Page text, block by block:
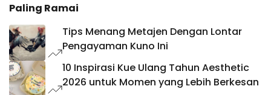
Paling Ramai
Tips Menang Metajen Dengan Lontar
Pengayaman Kuno Ini
10 Inspirasi Kue Ulang Tahun Aesthetic
2026 untuk Momen yang Lebih Berkesan